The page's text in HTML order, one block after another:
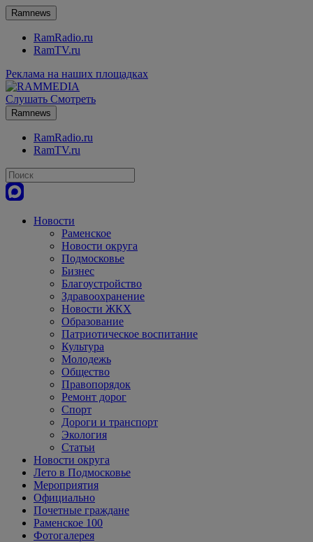
Ramnews
RamRadio.ru
RamTV.ru
Реклама на наших площадках
Слушать Смотреть
Ramnews
RamRadio.ru
RamTV.ru
Новости
Раменское
Новости округа
Подмосковье
Бизнес
Благоустройство
Здравоохранение
Новости ЖКХ
Образование
Патриотическое воспитание
Культура
Молодежь
Общество
Правопорядок
Ремонт дорог
Спорт
Дороги и транспорт
Экология
Статьи
Новости округа
Лето в Подмосковье
Мероприятия
Официально
Почетные граждане
Раменское 100
Фотогалерея